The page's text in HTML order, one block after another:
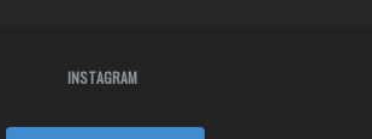
INSTAGRAM